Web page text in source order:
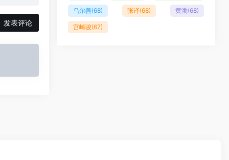
发表评论
乌尔善(68) 张译(68) 黄渤(68)
宫崎骏(67)